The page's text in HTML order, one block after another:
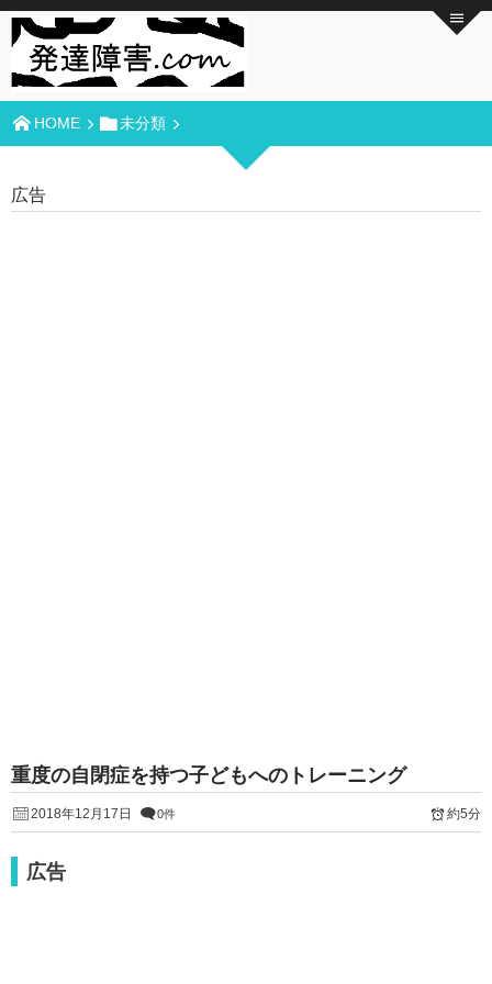
HOME 未分類
広告
重度の自閉症を持つ子どもへのトレーニング
2018年12月17日 0件 約5分
広告